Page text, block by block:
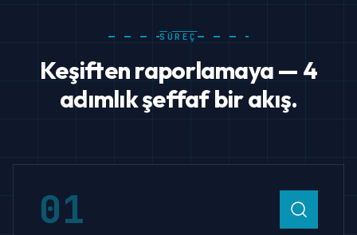
SÜREÇ
Keşiften raporlamaya — 4
adımlık şeffaf bir akış.
01